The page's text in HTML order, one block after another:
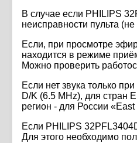
В случае если PHILIPS
неисправности пульта
Если, при просмотре
находится в режиме
Можно проверить
Если нет звука только
D/K (6.5 MHz), для стран
регион - для России
Если PHILIPS
Для этого необходимо